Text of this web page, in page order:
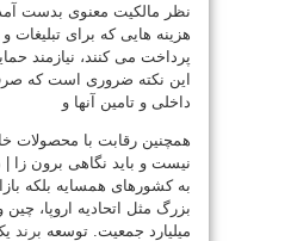
نظر مالکیت معنوی بدست
هزینه هایی که برای تبلیغات و
پرداخت می کنند، نیازمند
این نکته ضروری است که
داخلی و تامین آنها و
همچنین رقابت با محصولات
نیست و باید نگاهی برون زا
به کشورهای همسایه بلکه
بزرگ مثل اتحادیه اروپا، چین
میلیارد جمعیت. توسعه برند